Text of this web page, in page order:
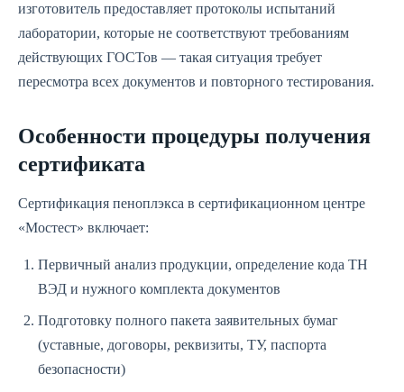
изготовитель предоставляет протоколы испытаний
лаборатории, которые не соответствуют требованиям
действующих ГОСТов — такая ситуация требует
пересмотра всех документов и повторного тестирования.
Особенности процедуры получения
сертификата
Сертификация пеноплэкса в сертификационном центре
«Мостест» включает:
Первичный анализ продукции, определение кода ТН
ВЭД и нужного комплекта документов
Подготовку полного пакета заявительных бумаг
(уставные, договоры, реквизиты, ТУ, паспорта
безопасности)